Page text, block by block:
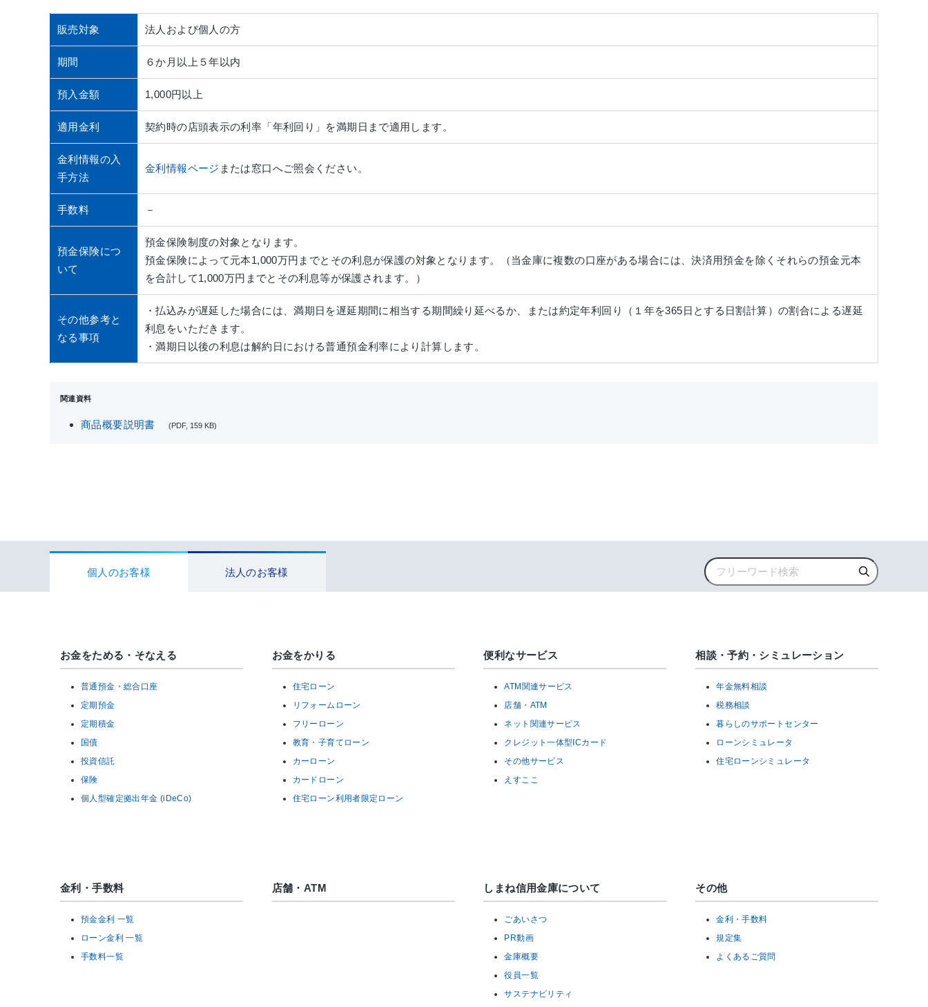
販売対象 法人および個人の方
期間 ６か月以上５年以内
預入金額 1,000円以上
適用金利 契約時の店頭表示の利率「年利回り」を満期日まで適用します。
金利情報の入
手方法
金利情報ページ または窓口へご照会ください。
手数料 －
預金保険につ
いて
預金保険制度の対象となります。
預金保険によって元本1,000万円までとその利息が保護の対象となります。（当金庫に複数の口座がある場合には、決済用預金を除くそれらの預金元本
を合計して1,000万円までとその利息等が保護されます。）
その他参考と
なる事項
・払込みが遅延した場合には、満期日を遅延期間に相当する期間繰り延べるか、または約定年利回り（１年を365日とする日割計算）の割合による遅延
利息をいただきます。
・満期日以後の利息は解約日における普通預金利率により計算します。
関連資料
商品概要説明書 (PDF, 159 KB)
個人のお客様 法人のお客様
お金をためる・そなえる
普通預金・総合口座
定期預金
定期積金
国債
投資信託
保険
個人型確定拠出年金 (iDeCo)
お金をかりる
住宅ローン
リフォームローン
フリーローン
教育・子育てローン
カーローン
カードローン
住宅ローン利用者限定ローン
便利なサービス
ATM関連サービス
店舗・ATM
ネット関連サービス
クレジット一体型ICカード
その他サービス
えすここ
相談・予約・シミュレーション
年金無料相談
税務相談
暮らしのサポートセンター
ローンシミュレータ
住宅ローンシミュレータ
金利・手数料
預金金利 一覧
ローン金利 一覧
手数料一覧
店舗・ATM しまね信用金庫について
ごあいさつ
PR動画
金庫概要
役員一覧
サステナビリティ
その他
金利・手数料
規定集
よくあるご質問